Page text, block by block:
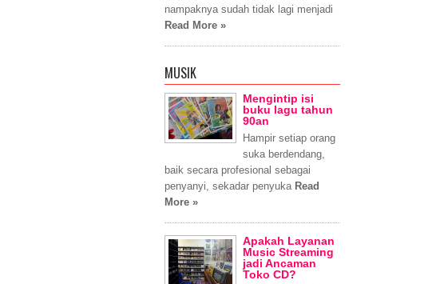
nampaknya sudah tidak lagi menjadi
Read More »
MUSIK
Mengintip isi
buku lagu tahun
90an
Hampir setiap orang
suka berdendang,
baik secara profesional sebagai
penyanyi, sekadar penyuka Read
More »
Apakah Layanan
Music Streaming
jadi Ancaman
Toko CD?